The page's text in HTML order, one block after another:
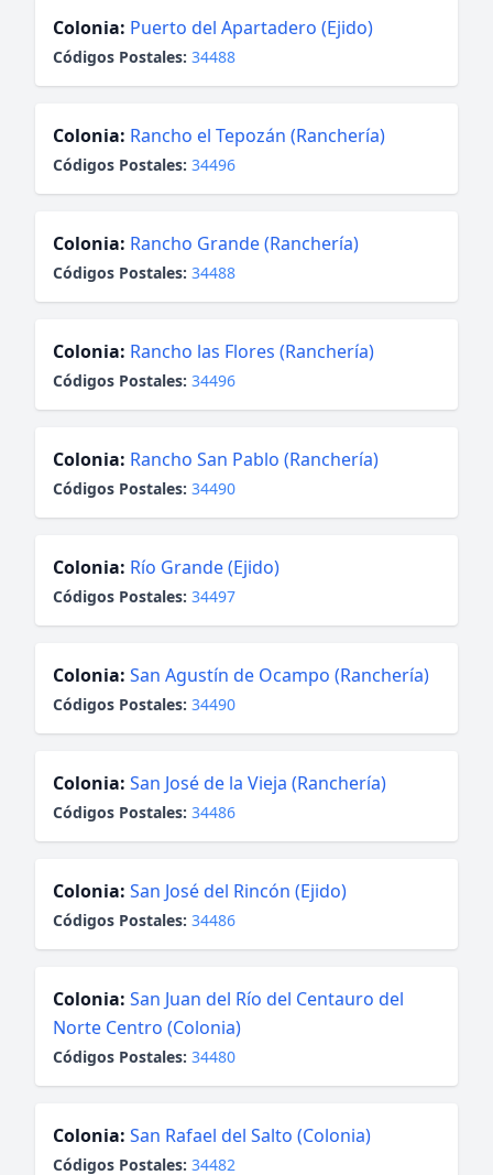
Colonia: Puerto del Apartadero (Ejido)
Códigos Postales: 34488
Colonia: Rancho el Tepozán (Ranchería)
Códigos Postales: 34496
Colonia: Rancho Grande (Ranchería)
Códigos Postales: 34488
Colonia: Rancho las Flores (Ranchería)
Códigos Postales: 34496
Colonia: Rancho San Pablo (Ranchería)
Códigos Postales: 34490
Colonia: Río Grande (Ejido)
Códigos Postales: 34497
Colonia: San Agustín de Ocampo (Ranchería)
Códigos Postales: 34490
Colonia: San José de la Vieja (Ranchería)
Códigos Postales: 34486
Colonia: San José del Rincón (Ejido)
Códigos Postales: 34486
Colonia: San Juan del Río del Centauro del
Norte Centro (Colonia)
Códigos Postales: 34480
Colonia: San Rafael del Salto (Colonia)
Códigos Postales: 34482